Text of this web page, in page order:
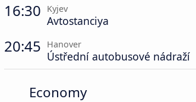
16:30 Kyjev
Avtostanciya
20:45 Hanover
Ústřední autobusové nádraží
Economy